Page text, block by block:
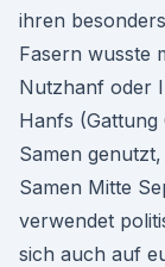
ihren
Fasern wusste
Nutzhanf oder
Hanfs (Gattung
Samen
Samen Mitte
verwendet
sich auch auf